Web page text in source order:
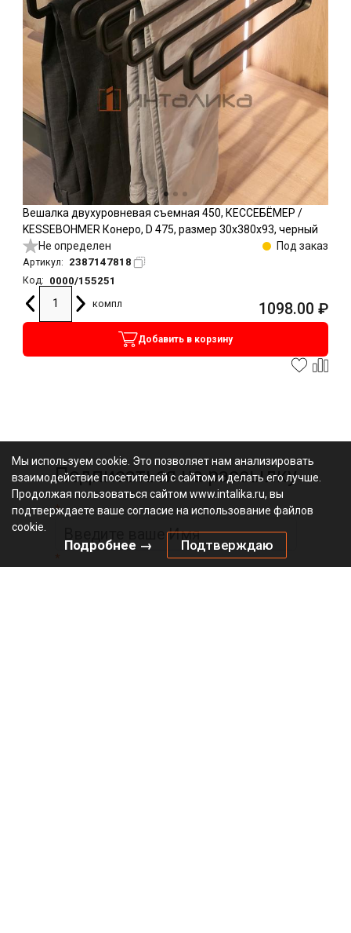
Вешалка двухуровневая съемная 450, КЕССЕБЁМЕР /
KESSEBOHMER Конеро, D 475, размер 30x380x93, черный
Не определен
Под заказ
Артикул: 2387147818
Код:
0000/155251
компл
1098.00 ₽
Добавить в корзину
Подписаться на рассылку
*
Мы используем cookie. Это позволяет нам анализировать
взаимодействие посетителей с сайтом и делать его лучше.
Продолжая пользоваться сайтом www.intalika.ru, вы
подтверждаете ваше согласие на использование файлов
cookie.
Подробнее → Подтверждаю